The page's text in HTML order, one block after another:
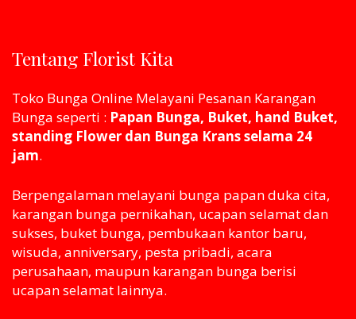
Tentang Florist Kita
Toko Bunga Online Melayani Pesanan Karangan
Bunga seperti : Papan Bunga, Buket, hand Buket,
standing Flower dan Bunga Krans selama 24
jam.
Berpengalaman melayani bunga papan duka cita,
karangan bunga pernikahan, ucapan selamat dan
sukses, buket bunga, pembukaan kantor baru,
wisuda, anniversary, pesta pribadi, acara
perusahaan, maupun karangan bunga berisi
ucapan selamat lainnya.